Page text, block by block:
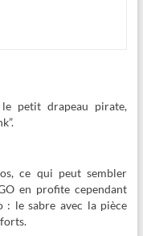
petit drapeau pirate,
ce qui peut sembler
en profite cependant
: le sabre avec la pièce